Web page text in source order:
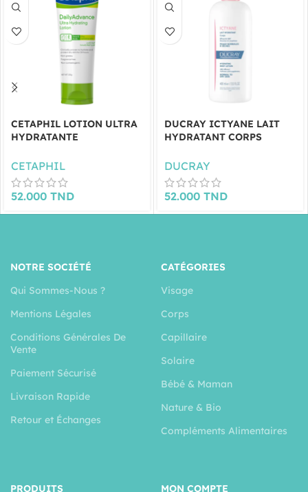
CETAPHIL LOTION ULTRA
HYDRATANTE
CETAPHIL
52.000 TND
DUCRAY ICTYANE LAIT
HYDRATANT CORPS
DUCRAY
52.000 TND
NOTRE SOCIÉTÉ
Qui Sommes-Nous ?
Mentions Légales
Conditions Générales De
Vente
Paiement Sécurisé
Livraison Rapide
Retour et Échanges
CATÉGORIES
Visage
Corps
Capillaire
Solaire
Bébé & Maman
Nature & Bio
Compléments Alimentaires
PRODUITS
MON COMPTE